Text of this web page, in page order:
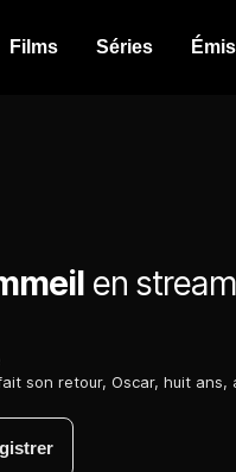
Films Séries
en
son retour, Oscar, huit ans,